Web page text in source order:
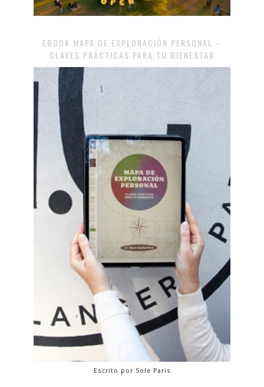
EBOOK MAPA DE EXPLORACIÓN PERSONAL –
CLAVES PRÁCTICAS PARA TU BIENESTAR
Escrito por Sole Paris